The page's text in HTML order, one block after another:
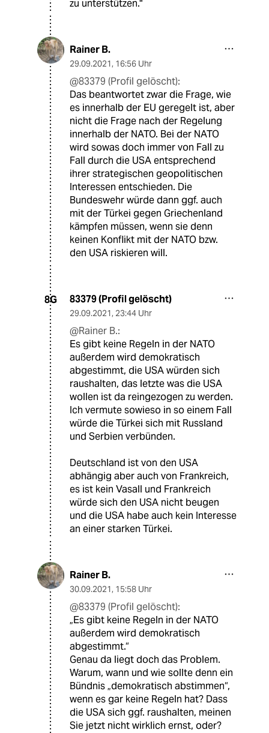
zu unterstützen."
Rainer B.
29.09.2021, 16:56 Uhr
@83379 (Profil gelöscht):
Das beantwortet zwar die Frage, wie
es innerhalb der EU geregelt ist, aber
nicht die Frage nach der Regelung
innerhalb der NATO. Bei der NATO
wird sowas doch immer von Fall zu
Fall durch die USA entsprechend
ihrer strategischen geopolitischen
Interessen entschieden. Die
Bundeswehr würde dann ggf. auch
mit der Türkei gegen Griechenland
kämpfen müssen, wenn sie denn
keinen Konflikt mit der NATO bzw.
den USA riskieren will.
8G 83379 (Profil gelöscht)
29.09.2021, 23:44 Uhr
@Rainer B.:
Es gibt keine Regeln in der NATO
außerdem wird demokratisch
abgestimmt, die USA würden sich
raushalten, das letzte was die USA
wollen ist da reingezogen zu werden.
Ich vermute sowieso in so einem Fall
würde die Türkei sich mit Russland
und Serbien verbünden.
Deutschland ist von den USA
abhängig aber auch von Frankreich,
es ist kein Vasall und Frankreich
würde sich den USA nicht beugen
und die USA habe auch kein Interesse
an einer starken Türkei.
Rainer B.
30.09.2021, 15:58 Uhr
@83379 (Profil gelöscht):
„Es gibt keine Regeln in der NATO
außerdem wird demokratisch
abgestimmt.“
Genau da liegt doch das Problem.
Warum, wann und wie sollte denn ein
Bündnis „demokratisch abstimmen“,
wenn es gar keine Regeln hat? Dass
die USA sich ggf. raushalten, meinen
Sie jetzt nicht wirklich ernst, oder?